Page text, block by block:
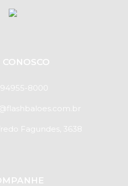
CONOSCO
94955-8000
Fagundes, 3638